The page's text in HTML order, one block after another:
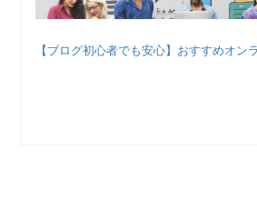
【ブログ初心者でも安心】おすすめオン